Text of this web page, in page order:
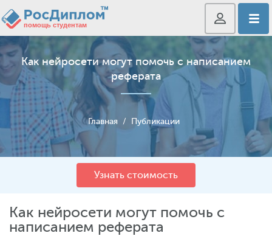
Как нейросети могут помочь с написанием
реферата
Главная / Публикации
Узнать стоимость
Как нейросети могут помочь с
написанием реферата